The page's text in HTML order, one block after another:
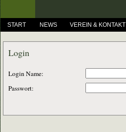
START NEWS VEREIN & KONTAKT
Login
Login Name:
Passwort: